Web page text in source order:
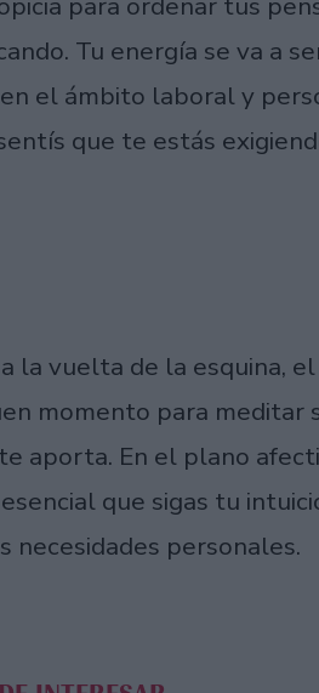
Tu energía se va a
el ámbito laboral y
que te estás
la vuelta de la esquina,
momento para
aporta. En el plano
que sigas tu
necesidades personales.